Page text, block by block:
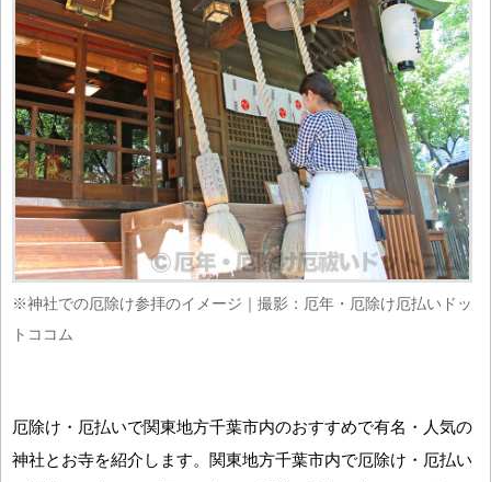
※神社での厄除け参拝のイメージ｜撮影：厄年・厄除け厄払いドッ
トココム
厄除け・厄払いで関東地方千葉市内のおすすめで有名・人気の
神社とお寺を紹介します。関東地方千葉市内で厄除け・厄払い